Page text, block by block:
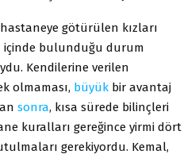
götürülen kızları
içinde bulunduğu durum
Kendilerine verilen
olmaması, büyük bir avantaj
sonra, kısa sürede bilinçleri
kuralları gereğince yirmi dört
gerekiyordu. Kemal,